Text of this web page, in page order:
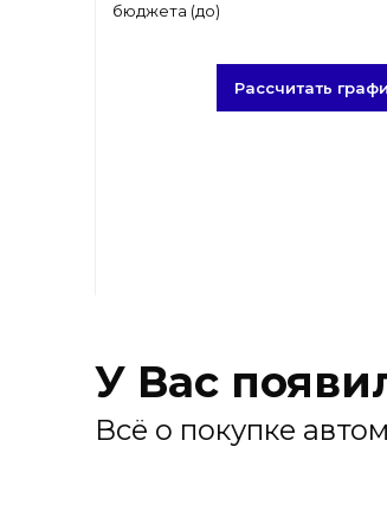
бюджета (до)
Рассчитать
У Вас
Всё о покупке